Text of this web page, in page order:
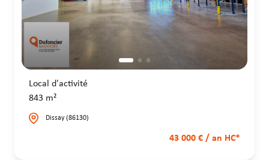
Local d'activité
843 m²
Dissay (86130)
43 000 € / an HC*